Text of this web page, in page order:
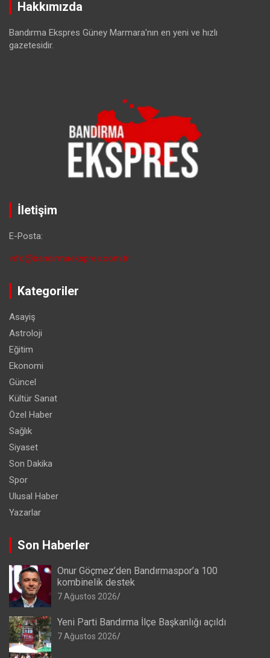
Hakkımızda
Bandırma Ekspres Güney Marmara'nın en yeni ve hızlı
gazetesidir.
İletişim
E-Posta:
info@bandirmaekspres.com.tr
Kategoriler
Asayiş
Astroloji
Eğitim
Ekonomi
Güncel
Kültür Sanat
Özel Haber
Sağlık
Siyaset
Son Dakika
Spor
Ulusal Haber
Yazarlar
Son Haberler
Onur Göçmez’den Bandırmaspor’a 100
kombinelik destek
7 Ağustos 2026
Yeni Parti Bandırma İlçe Başkanlığı açıldı
7 Ağustos 2026